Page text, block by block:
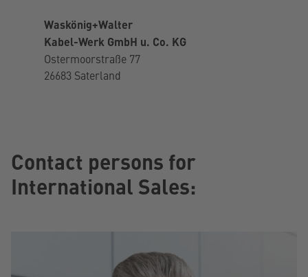
Waskönig+Walter
Kabel-Werk GmbH u. Co. KG
Ostermoorstraße 77
26683 Saterland
Contact persons for
International Sales: